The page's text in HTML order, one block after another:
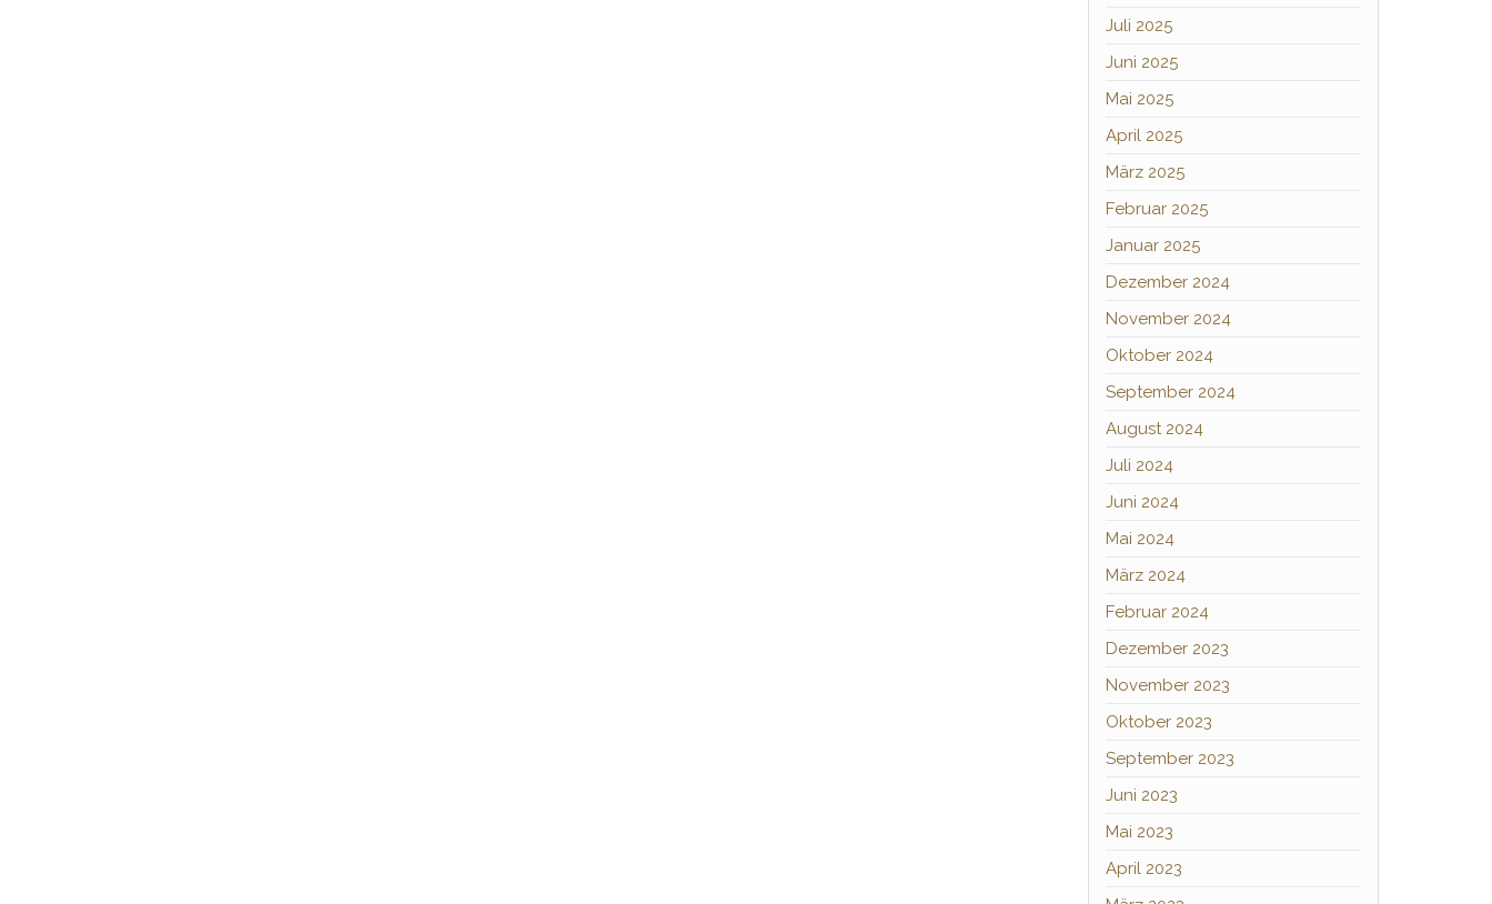
Juli 2025
Juni 2025
Mai 2025
April 2025
März 2025
Februar 2025
Januar 2025
Dezember 2024
November 2024
Oktober 2024
September 2024
August 2024
Juli 2024
Juni 2024
Mai 2024
März 2024
Februar 2024
Dezember 2023
November 2023
Oktober 2023
September 2023
Juni 2023
Mai 2023
April 2023